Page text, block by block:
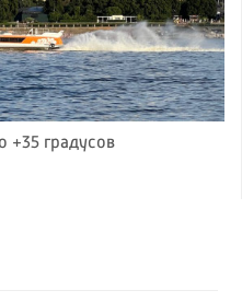
+35 градусов